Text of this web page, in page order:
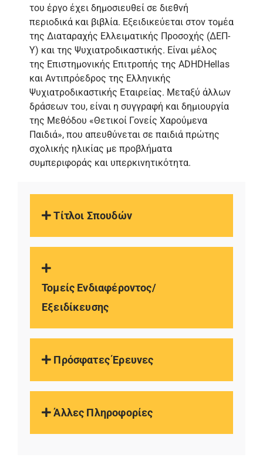
του έργο έχει δημοσιευθεί σε διεθνή
περιοδικά και βιβλία. Εξειδικεύεται στον τομέα
της Διαταραχής Ελλειματικής Προσοχής (ΔΕΠ-
Υ) και της Ψυχιατροδικαστικής. Είναι μέλος
της Επιστημονικής Επιτροπής της ADHDHellas
και Αντιπρόεδρος της Ελληνικής
Ψυχιατροδικαστικής Εταιρείας. Μεταξύ άλλων
δράσεων του, είναι η συγγραφή και δημιουργία
της Μεθόδου «Θετικοί Γονείς Χαρούμενα
Παιδιά», που απευθύνεται σε παιδιά πρώτης
σχολικής ηλικίας με προβλήματα
συμπεριφοράς και υπερκινητικότητα.
Τίτλοι Σπουδών
Τομείς Ενδιαφέροντος/
Εξειδίκευσης
Πρόσφατες Έρευνες
Άλλες Πληροφορίες